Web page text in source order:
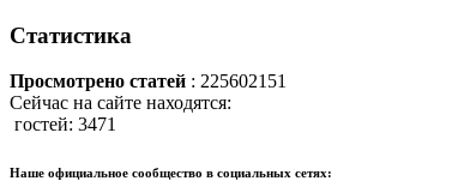
Статистика
Просмотрено статей : 225602151
Сейчас на сайте находятся:
гостей: 3471
Наше официальное сообщество в социальных сетях: